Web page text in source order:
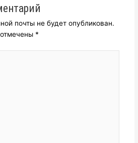
почты не будет опубликован.
*